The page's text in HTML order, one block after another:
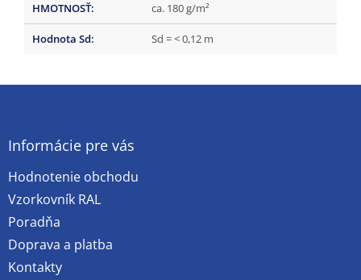
HMOTNOSŤ: ca. 180 g/m²
Hodnota Sd: Sd = < 0,12 m
Informácie pre vás
Hodnotenie obchodu
Vzorkovník RAL
Poradňa
Doprava a platba
Kontakty